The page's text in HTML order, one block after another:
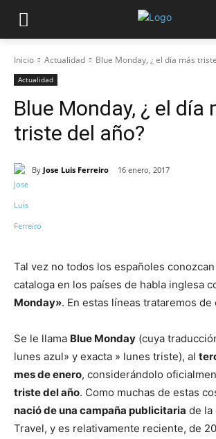
Inicio Actualidad Blue Monday, ¿ el día más
Actualidad
Blue Monday, ¿ el día
triste del año?
By Jose Luis Ferreiro 16 enero, 2017
Tal vez no todos los españoles
cataloga en los países de habla inglesa
Monday». En estas líneas trataremos de
Se le llama Blue Monday (cuya
lunes azul» y exacta » lunes triste), al
mes de enero, considerándolo
triste del año. Como muchas de estas
nació de una campaña publicitaria de la
Travel, y es relativamente reciente, de